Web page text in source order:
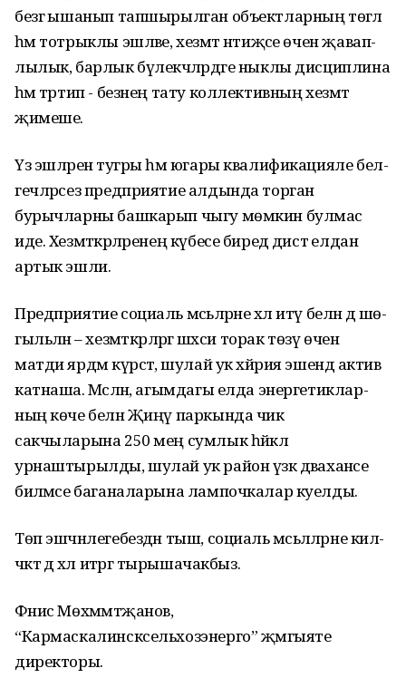
безгә ышанып тапшырылган объ­ект­­­ларның төгәл
һәм тотрыклы эшләве, хезмәт нәти­җәсе өчен җавап­
лылык, барлык бүлекчә­ләрдәге ныклы дисциплина
һәм тәртип - безнең тату коллек­тивның хезмәт
җимеше.
Үз эшләренә тугры һәм югары квалификацияле бел­
геч­ләрсез предприятие алдында торган
бурычларны башкарып чыгу мөмкин булмас
иде. Хезмәткәрләренең күбесе бире­дә дистә елдан
артык эшли.
Предприятие социаль мәсь­ә­­ләрне хәл итү белән дә шө­
гыльләнә – хезмәткәрләргә шәх­си торак төзү өчен
матди ярдәм күр­сәтә, шулай ук хәй­рия эшендә актив
катнаша. Мәсә­лән, агымдагы елда энер­ге­тиклар­
ның көче белән Җиңү паркында чик
сакчыларына 250 мең сумлык һәйкәл
урнаштырылды, шулай ук район үзәк дәваханәсе
биләмәсе баганаларына лампочкалар куелды.
Төп эшчәнлегебездән тыш, социаль мәсьәләләрне килә­
чәктә дә хәл итәргә тырышачакбыз.
Фәнис Мөхәммәтҗанов,
“Кармаскалинсксельхозэнерго” җәмгыяте
директоры.